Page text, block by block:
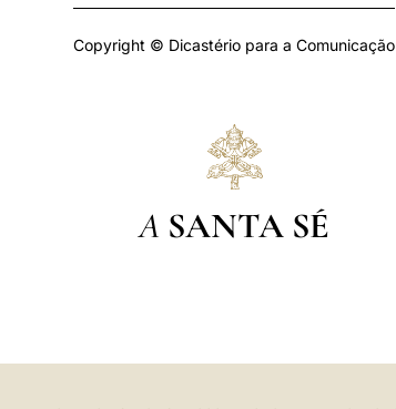
Copyright © Dicastério para a Comunicação
A SANTA SÉ